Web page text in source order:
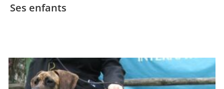
Ses enfants